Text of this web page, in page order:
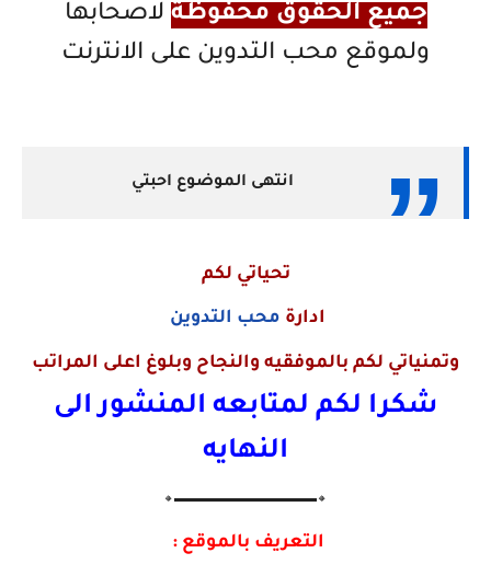
جميع الحقوق محفوظة لاصحابها
ولموقع محب التدوين على الانترنت
انتهى الموضوع احبتي
تحياتي لكم
ادارة محب التدوين
وتمنياتي لكم بالموفقيه والنجاح وبلوغ اعلى المراتب
شكرا لكم لمتابعه المنشور الى
النهايه
🔸▬▬▬▬▬▬▬▬▬▬▬▬▬🔸
التعريف بالموقع :